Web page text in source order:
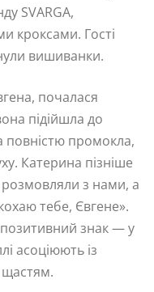
SVARGA,
кроксами. Гості
вишиванки.
почалася
підійшла до
повністю промокла,
Катерина пізніше
з нами, а
тебе, Євгене».
знак — у
асоціюють із
щастям.